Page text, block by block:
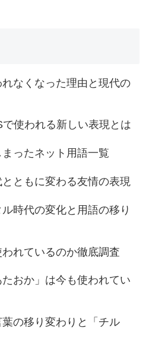
なくなった理由と現代の
使われる新しい表現とは
ったネット用語一覧
ともに変わる友情の表現
時代の変化と用語の移り
れているのか徹底調査
おか」は今も使われてい
の移り変わりと「チル